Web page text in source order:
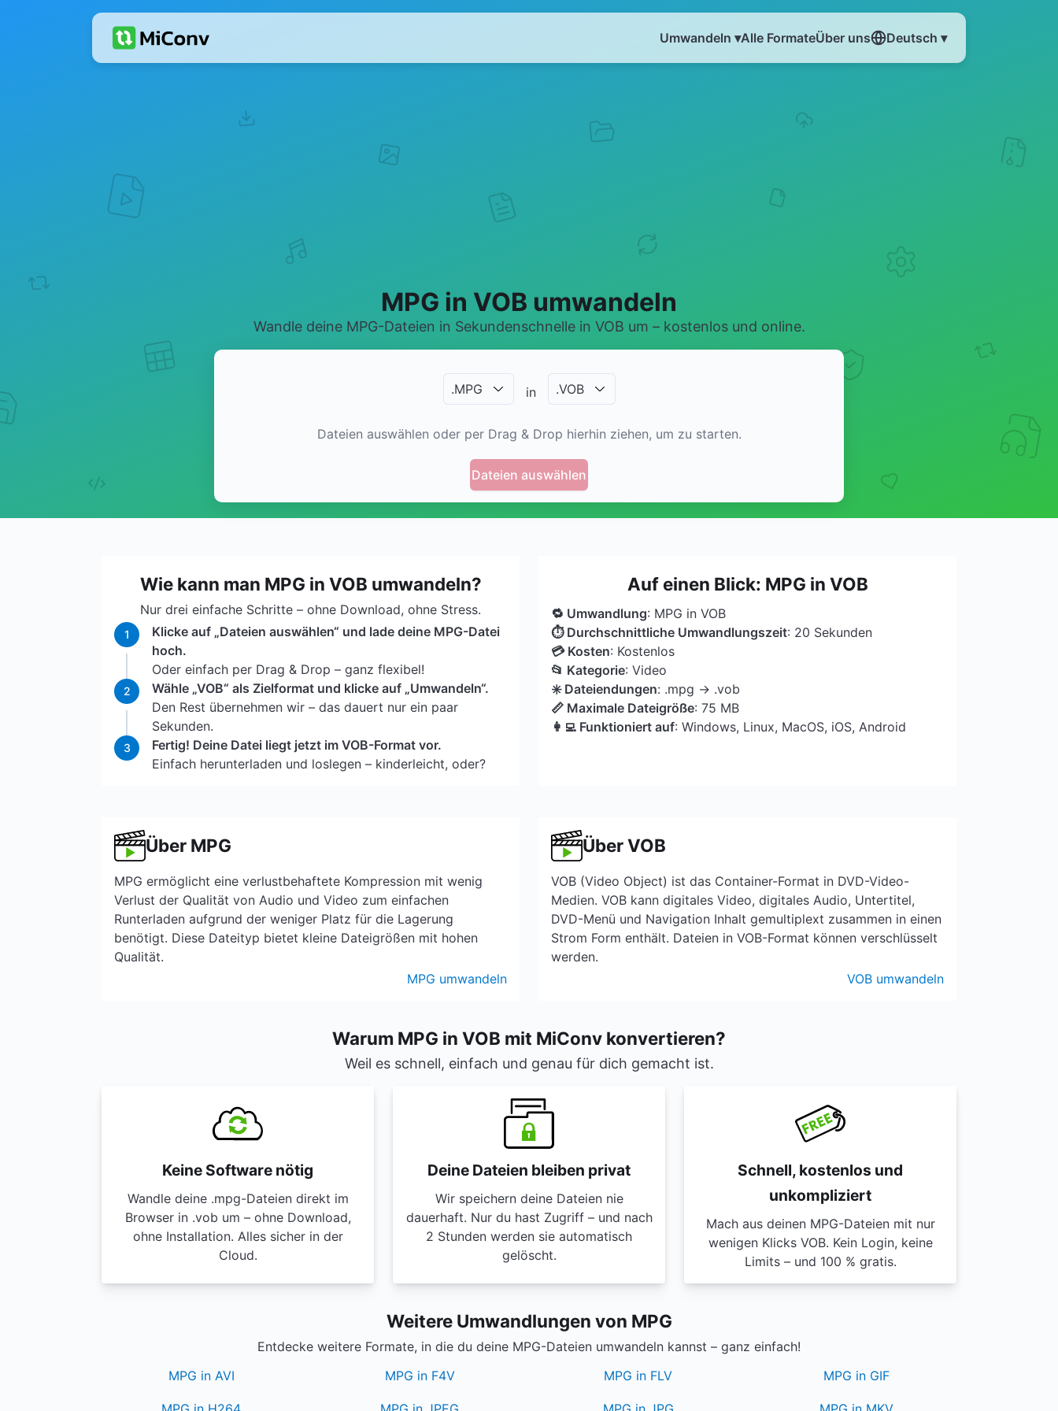
Umwandeln ▾Alle FormateÜber uns Deutsch ▾
MPG in VOB umwandeln
Wandle deine MPG-Dateien in Sekundenschnelle in VOB um – kostenlos und online.
.MPG in .VOB
Dateien auswählen oder per Drag & Drop hierhin ziehen, um zu starten.
Dateien auswählen
Wie kann man MPG in VOB umwandeln?
Nur drei einfache Schritte – ohne Download, ohne Stress.
1
Klicke auf „Dateien auswählen“ und lade deine MPG-Datei
hoch.
Oder einfach per Drag & Drop – ganz flexibel!
2
Wähle „VOB“ als Zielformat und klicke auf „Umwandeln“.
Den Rest übernehmen wir – das dauert nur ein paar
Sekunden.
3
Fertig! Deine Datei liegt jetzt im VOB-Format vor.
Einfach herunterladen und loslegen – kinderleicht, oder?
Auf einen Blick: MPG in VOB
🔁 Umwandlung: MPG in VOB
⏱ Durchschnittliche Umwandlungszeit: 20 Sekunden
💳 Kosten: Kostenlos
📂 Kategorie: Video
✳️ Dateiendungen: .mpg → .vob
📏 Maximale Dateigröße: 75 MB
👩‍💻 Funktioniert auf: Windows, Linux, MacOS, iOS, Android
Über MPG
MPG ermöglicht eine verlustbehaftete Kompression mit wenig
Verlust der Qualität von Audio und Video zum einfachen
Runterladen aufgrund der weniger Platz für die Lagerung
benötigt. Diese Dateityp bietet kleine Dateigrößen mit hohen
Qualität.
MPG umwandeln
Über VOB
VOB (Video Object) ist das Container-Format in DVD-Video-
Medien. VOB kann digitales Video, digitales Audio, Untertitel,
DVD-Menü und Navigation Inhalt gemultiplext zusammen in einen
Strom Form enthält. Dateien in VOB-Format können verschlüsselt
werden.
VOB umwandeln
Warum MPG in VOB mit MiConv konvertieren?
Weil es schnell, einfach und genau für dich gemacht ist.
Keine Software nötig
Wandle deine .mpg-Dateien direkt im
Browser in .vob um – ohne Download,
ohne Installation. Alles sicher in der
Cloud.
Deine Dateien bleiben privat
Wir speichern deine Dateien nie
dauerhaft. Nur du hast Zugriff – und nach
2 Stunden werden sie automatisch
gelöscht.
Schnell, kostenlos und
unkompliziert
Mach aus deinen MPG-Dateien mit nur
wenigen Klicks VOB. Kein Login, keine
Limits – und 100 % gratis.
Weitere Umwandlungen von MPG
Entdecke weitere Formate, in die du deine MPG-Dateien umwandeln kannst – ganz einfach!
MPG in AVI
MPG in F4V MPG in FLV MPG in GIF